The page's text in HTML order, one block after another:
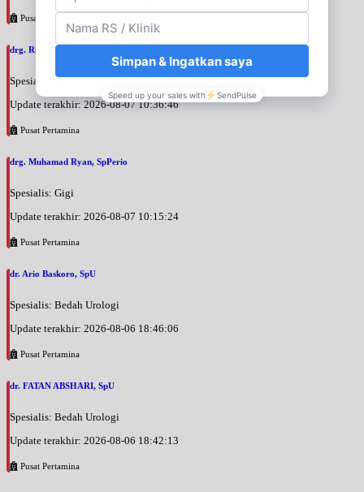
Pusat Pertamina
drg. Rinati Adrin, SpKGA
Spesialis: Gigi
Update terakhir: 2026-08-07 10:36:46
Pusat Pertamina
drg. Muhamad Ryan, SpPerio
Spesialis: Gigi
Update terakhir: 2026-08-07 10:15:24
Pusat Pertamina
dr. Ario Baskoro, SpU
Spesialis: Bedah Urologi
Update terakhir: 2026-08-06 18:46:06
Pusat Pertamina
dr. FATAN ABSHARI, SpU
Spesialis: Bedah Urologi
Update terakhir: 2026-08-06 18:42:13
Pusat Pertamina